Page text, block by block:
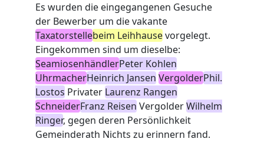
Es wurden die eingegangenen Gesuche
der Bewerber um die vakante
Taxatorstellebeim Leihhausevorgelegt.
Eingekommen sind um dieselbe:
SeamiosenhändlerPeter Kohlen
UhrmacherHeinrich Jansen VergolderPhil.
Lostos Privater Laurenz Rangen
SchneiderFranz Reisen VergolderWilhelm
Ringer, gegen deren Persönlichkeit
Gemeinderath Nichts zu erinnern fand.